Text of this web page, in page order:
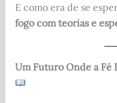
E como era de se
fogo com teorias e
Um Futuro Onde a Fé